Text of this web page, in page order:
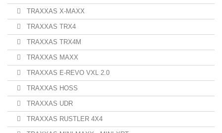
TRAXXAS X-MAXX
TRAXXAS TRX4
TRAXXAS TRX4M
TRAXXAS MAXX
TRAXXAS E-REVO VXL 2.0
TRAXXAS HOSS
TRAXXAS UDR
TRAXXAS RUSTLER 4X4